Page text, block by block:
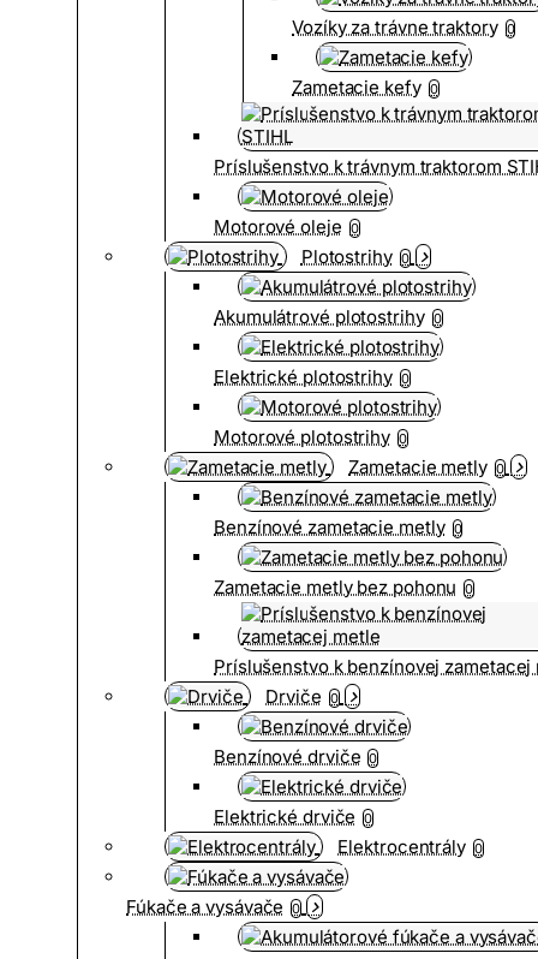
Vozíky za trávne traktory 0
Zametacie kefy 0
Príslušenstvo k trávnym traktorom
Motorové oleje 0
Plotostrihy 0
Akumulátrové plotostrihy 0
Elektrické plotostrihy 0
Motorové plotostrihy 0
Zametacie metly 0
Benzínové zametacie metly 0
Zametacie metly bez pohonu 0
Príslušenstvo k benzínovej zametacej
Drviče 0
Benzínové drviče 0
Elektrické drviče 0
Elektrocentrály 0
Fúkače a vysávače 0